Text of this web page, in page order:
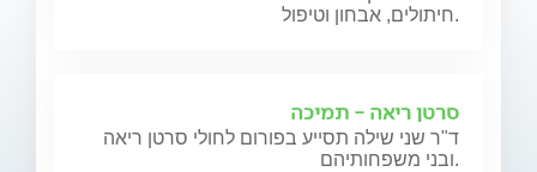
חיתולים, אבחון וטיפול.
סרטן ריאה - תמיכה
ד"ר שני שילה תסייע בפורום לחולי סרטן ריאה
ובני משפחותיהם.